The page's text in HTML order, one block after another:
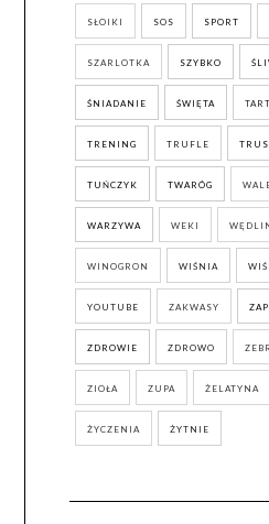
SŁOIKI SOS SPORT
SZARLOTKA SZYBKO
ŚNIADANIE ŚWIĘTA
TRENING TRUFLE
TUŃCZYK TWARÓG
WARZYWA WEKI
WINOGRON WIŚNIA
YOUTUBE ZAKWASY
ZDROWIE ZDROWO
ZIOŁA ZUPA ŻELATYNA
ŻYCZENIA ŻYTNIE